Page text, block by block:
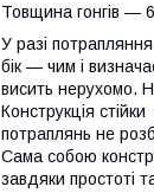
Товщина гонгів —
У разі
бік — чим і
висить нерухомо.
Конструкція
потраплянь не
Сама собою
завдяки простоті